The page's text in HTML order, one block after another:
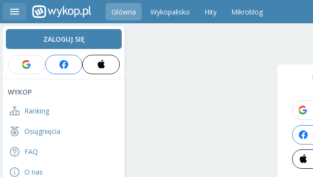
Główna Wykopalisko Hity Mikroblog
ZALOGUJ SIĘ
WYKOP
Ranking
Osiągnięcia
FAQ
O nas